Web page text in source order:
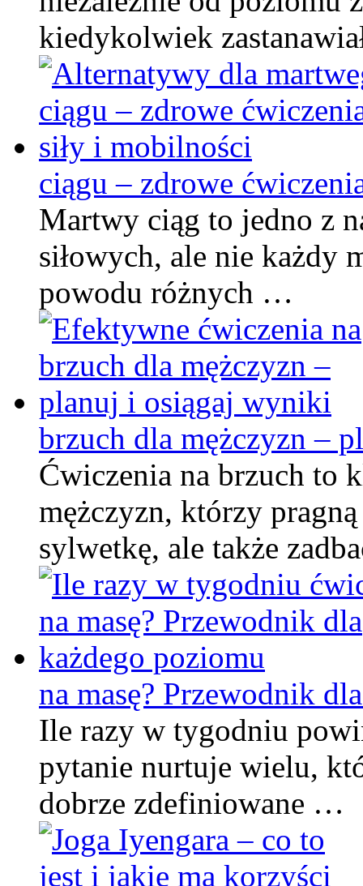
kiedykolwiek
ciągu – zdrowe
Martwy ciąg to jedno z
siłowych, ale nie każdy
powodu różnych …
brzuch dla mężczyzn –
Ćwiczenia na brzuch to
mężczyzn, którzy
sylwetkę, ale także
na masę? Przewodnik
Ile razy w tygodniu
pytanie nurtuje wielu,
dobrze zdefiniowane …